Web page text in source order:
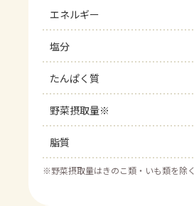
エネルギー
塩分
たんぱく質
野菜摂取量※
脂質
※野菜摂取量はきのこ類・いも類を除く